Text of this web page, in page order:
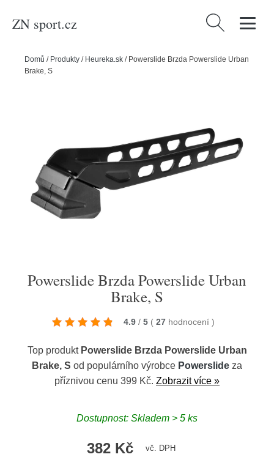
ZN sport.cz Vyhledávání
Domů / Produkty / Heureka.sk / Powerslide Brzda Powerslide Urban
Brake, S
Powerslide Brzda Powerslide Urban
Brake, S
4.9 / 5 ( 27 hodnocení )
Top produkt Powerslide Brzda Powerslide Urban
Brake, S od populárního výrobce Powerslide za
příznivou cenu 399 Kč. Zobrazit více »
Dostupnost: Skladem > 5 ks
382 Kč vč. DPH